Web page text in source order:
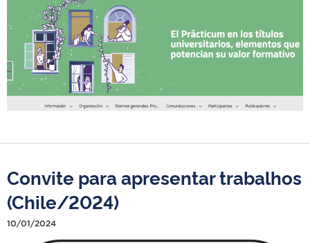
Convite para apresentar trabalhos
(Chile/2024)
10/01/2024